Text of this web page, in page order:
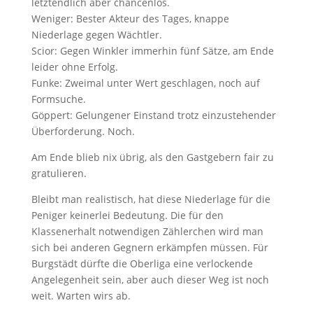
Weniger: Bester Akteur des Tages, knappe
Niederlage gegen Wächtler.
Scior: Gegen Winkler immerhin fünf Sätze, am Ende
leider ohne Erfolg.
Funke: Zweimal unter Wert geschlagen, noch auf
Formsuche.
Göppert: Gelungener Einstand trotz einzustehender
Überforderung. Noch.
Am Ende blieb nix übrig, als den Gastgebern fair zu
gratulieren.
Bleibt man realistisch, hat diese Niederlage für die
Peniger keinerlei Bedeutung. Die für den
Klassenerhalt notwendigen Zählerchen wird man
sich bei anderen Gegnern erkämpfen müssen. Für
Burgstädt dürfte die Oberliga eine verlockende
Angelegenheit sein, aber auch dieser Weg ist noch
weit. Warten wirs ab.